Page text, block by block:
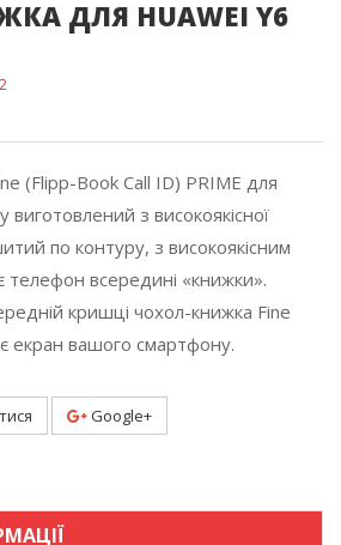
ДЛЯ HUAWEI Y6
(Flipp-Book Call ID) PRIME для
з високоякісної
по контуру, з високоякісним
телефон всередині «книжки».
кришці чохол-книжка Fine
екран вашого смартфону.
Google+